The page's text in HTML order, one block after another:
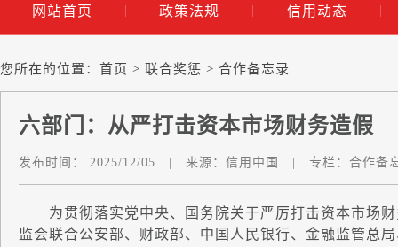
网站首页 政策法规 信用动态
您所在的位置： 首页 > 联合奖惩 > 合作备忘录
六部门：从严打击资本市场财务造假
发布时间： 2025/12/05 来源： 信用中国 专栏： 合作备
为贯彻落实党中央、国务院关于严厉打击资本市场财
监会联合公安部、财政部、中国人民银行、金融监管总